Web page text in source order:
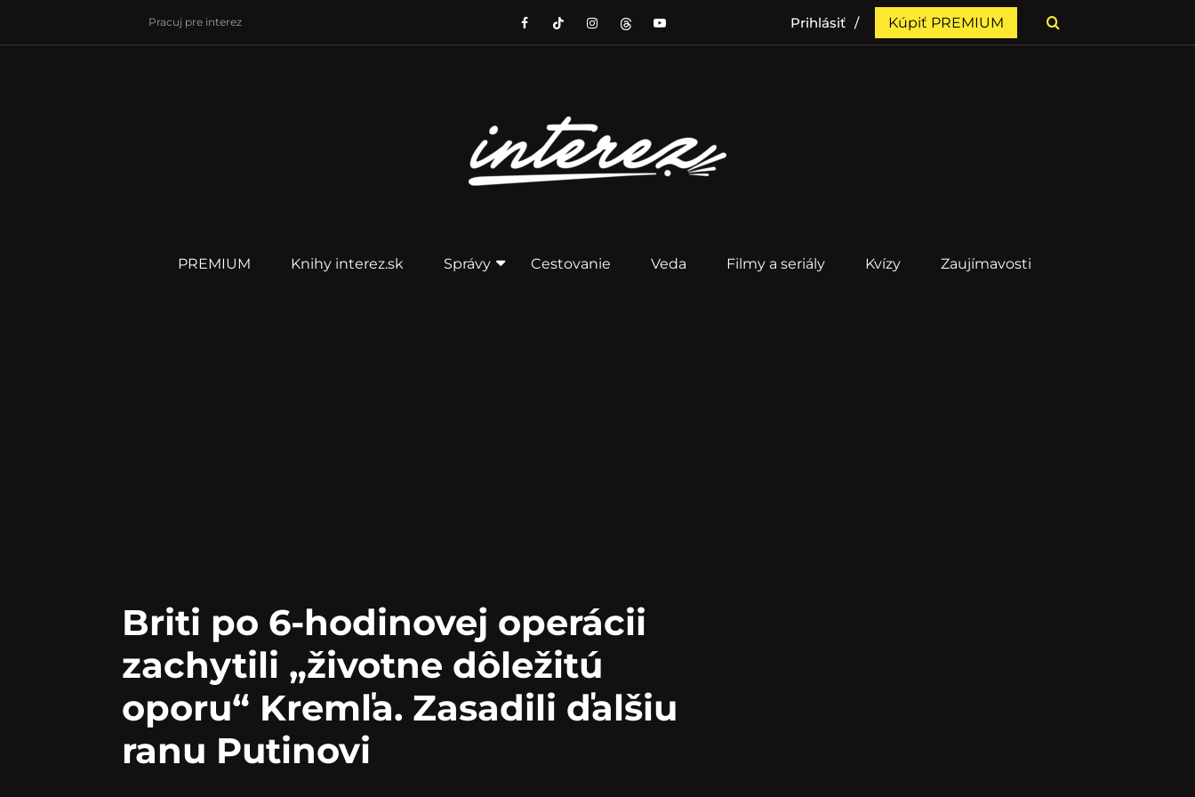
Pracuj pre interez Prihlásiť Kúpiť PREMIUM
PREMIUM Knihy interez.sk Správy Cestovanie Veda Filmy a seriály Kvízy Zaujímavosti
Briti po 6-hodinovej operácii
zachytili „životne dôležitú
oporu“ Kremľa. Zasadili ďalšiu
ranu Putinovi